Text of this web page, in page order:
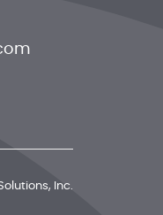
Inc.